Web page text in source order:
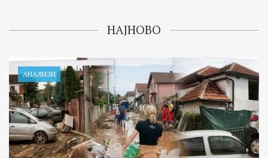
НАЈНОВО
АНАЛИЗИ